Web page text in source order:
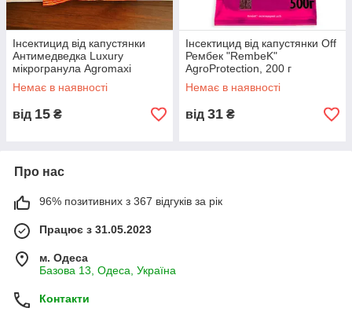
Інсектицид від капустянки
Антимедведка Luxury
мікрогранула Agromaxi
(Агромаксі), 150 мл
Немає в наявності
від 15 ₴
Інсектицид від капустянки Off
Рембек "RembeK"
AgroProtection, 200 г
Немає в наявності
від 31 ₴
Про нас
96% позитивних з 367 відгуків за рік
Працює з 31.05.2023
м. Одеса
Базова 13, Одеса, Україна
Контакти